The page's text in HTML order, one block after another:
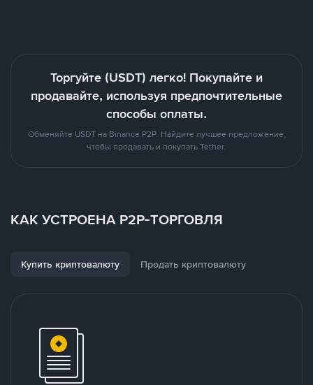
Торгуйте (USDT) легко! Покупайте и
продавайте, используя предпочтительные
способы оплаты.
Обменяйте USDT на Binance P2P. Найдите лучшее предложение,
чтобы продавать и покупать Tether.
КАК УСТРОЕНА P2P-ТОРГОВЛЯ
Купить криптовалюту Продать криптовалюту